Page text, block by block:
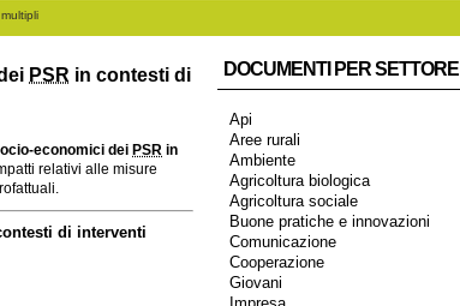
PSR in contesti di
economici dei PSR in
relativi alle misure
di interventi
DOCUMENTI PER SETTORE
Api
Aree rurali
Ambiente
Agricoltura biologica
Agricoltura sociale
Buone pratiche e innovazioni
Comunicazione
Cooperazione
Giovani